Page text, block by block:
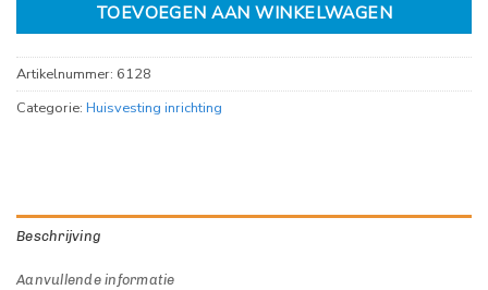
TOEVOEGEN AAN WINKELWAGEN
Artikelnummer: 6128
Categorie: Huisvesting inrichting
Beschrijving
Aanvullende informatie